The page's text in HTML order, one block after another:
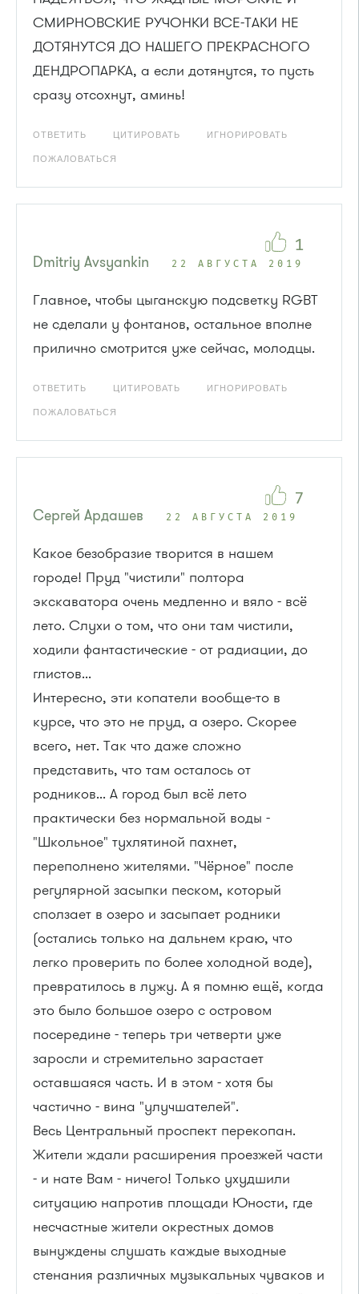
СМИРНОВСКИЕ РУЧОНКИ ВСЕ-ТАКИ НЕ
ДОТЯНУТСЯ ДО НАШЕГО ПРЕКРАСНОГО
ДЕНДРОПАРКА, а если дотянутся, то пусть
сразу отсохнут, аминь!
ОТВЕТИТЬ ЦИТИРОВАТЬ ИГНОРИРОВАТЬ
ПОЖАЛОВАТЬСЯ
Dmitriy Avsyankin 22 АВГУСТА 2019
Главное, чтобы цыганскую подсветку RGBT
не сделали у фонтанов, остальное вполне
прилично смотрится уже сейчас, молодцы.
ОТВЕТИТЬ ЦИТИРОВАТЬ ИГНОРИРОВАТЬ
ПОЖАЛОВАТЬСЯ
1
Сергей Ардашев 22 АВГУСТА 2019
Какое безобразие творится в нашем
городе! Пруд "чистили" полтора
экскаватора очень медленно и вяло - всё
лето. Слухи о том, что они там чистили,
ходили фантастические - от радиации, до
глистов...
Интересно, эти копатели вообще-то в
курсе, что это не пруд, а озеро. Скорее
всего, нет. Так что даже сложно
представить, что там осталось от
родников... А город был всё лето
практически без нормальной воды -
"Школьное" тухлятиной пахнет,
переполнено жителями. "Чёрное" после
регулярной засыпки песком, который
сползает в озеро и засыпает родники
(остались только на дальнем краю, что
легко проверить по более холодной воде),
превратилось в лужу. А я помню ещё, когда
это было большое озеро с островом
посередине - теперь три четверти уже
заросли и стремительно зарастает
оставшаяся часть. И в этом - хотя бы
частично - вина "улучшателей".
Весь Центральный проспект перекопан.
Жители ждали расширения проезжей части
- и нате Вам - ничего! Только ухудшили
ситуацию напротив площади Юности, где
несчастные жители окрестных домов
вынуждены слушать каждые выходные
стенания различных музыкальных чуваков и
7